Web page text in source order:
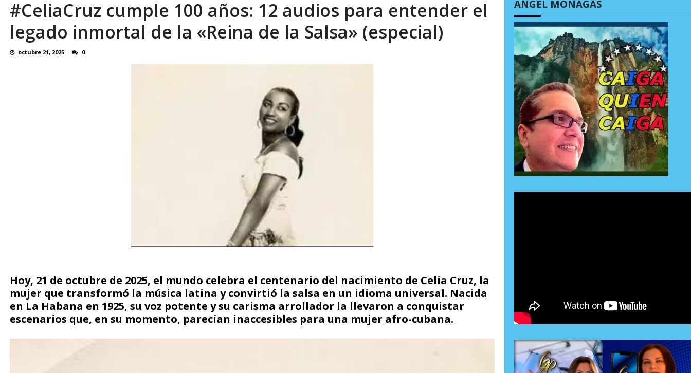
¿QUE PROTEGES TU? Por: Miguel Ángel León R AGOSTO 8, 2026
#CeliaCruz cumple 100 años: 12 audios para entender el
legado inmortal de la «Reina de la Salsa» (especial)
octubre 21, 2025 0
Hoy, 21 de octubre de 2025, el mundo celebra el centenario del nacimiento de Celia Cruz, la
mujer que transformó la música latina y convirtió la salsa en un idioma universal. Nacida
en La Habana en 1925, su voz potente y su carisma arrollador la llevaron a conquistar
escenarios que, en su momento, parecían inaccesibles para una mujer afro-cubana.
ÁNGEL MONAGAS